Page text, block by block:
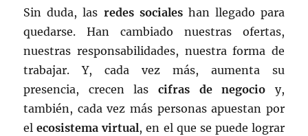
Sin duda, las redes socialeshan llegado para
quedarse. Han cambiado nuestras ofertas,
nuestras responsabilidades, nuestra forma de
trabajar. Y, cada vez más, aumenta su
presencia, crecen las cifras de negocio y,
también, cada vez más personas apuestan por
elecosistema virtual, en el que se puede lograr